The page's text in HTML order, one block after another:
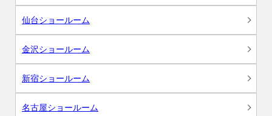
仙台ショールーム
金沢ショールーム
新宿ショールーム
名古屋ショールーム